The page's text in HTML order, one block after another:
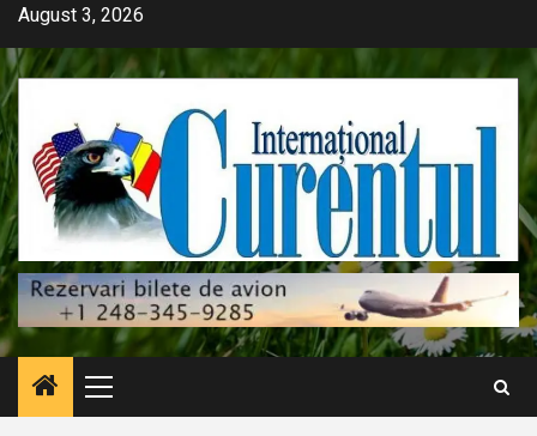
Skip
content
August 3, 2026
Primary
Menu